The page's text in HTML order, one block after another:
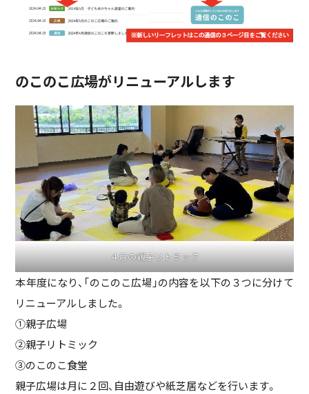
のこのこ広場がリニューアルします
４月の親子リトミック
本年度になり、「のこのこ広場」の内容を以下の３つに分けて
リニューアルしました。
①親子広場
➁親子リトミック
③のこのこ食堂
親子広場は月に２回、自由遊びや紙芝居などを行います。